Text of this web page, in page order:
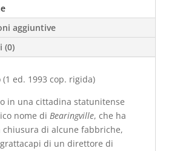
aggiuntive
(0)
ed. 1993 cop. rigida)
in una cittadina statunitense
nome di Bearingville, che ha
chiusura di alcune fabbriche,
di un direttore di